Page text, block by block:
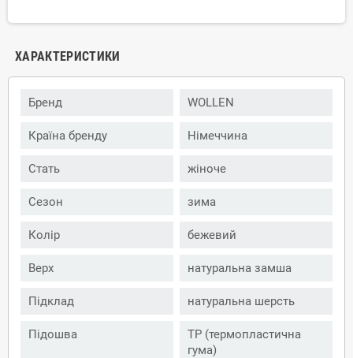
ХАРАКТЕРИСТИКИ
Бренд WOLLEN
Країна бренду Німеччина
Стать жіноче
Сезон зима
Колір бежевий
Верх натуральна замша
Підклад натуральна шерсть
Підошва
ТР (термопластична
гума)